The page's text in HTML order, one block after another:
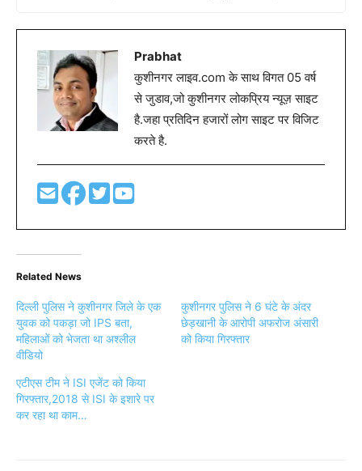
Prabhat
कुशीनगर लाइव.com के साथ विगत 05 वर्ष
से जुडाव,जो कुशीनगर लोकप्रिय न्यूज़ साइट
है.जहा प्रतिदिन हजारों लोग साइट पर विजिट
करते है.
Related News
दिल्ली पुलिस ने कुशीनगर जिले के एक
युवक को पकड़ा जो IPS बता,
महिलाओं को भेजता था अश्लील
वीडियो
कुशीनगर पुलिस ने 6 घंटे के अंदर
छेड़खानी के आरोपी अफरोज अंसारी
को किया गिरफ्तार
एटीएस टीम ने ISI एजेंट को किया
गिरफ्तार,2018 से ISI के इशारे पर
कर रहा था काम…